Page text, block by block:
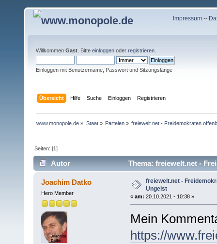
Impressum--
Willkommen Gast . Bitte einloggen oder registrieren
Einloggen mit Benutzername, Passwort und Sitzungslänge
Übersicht Hilfe Suche Einloggen Registrieren
www.monopole.de » Staat» Parteien» freiewelt.net - Freidemokraten
Seiten: [1]
Autor Thema: freiewelt.net -
Joachim Datko
Hero Member
freiewelt.net -
Ungeist
« am: 20.10.2021 - 10:38 »
Mein
https://